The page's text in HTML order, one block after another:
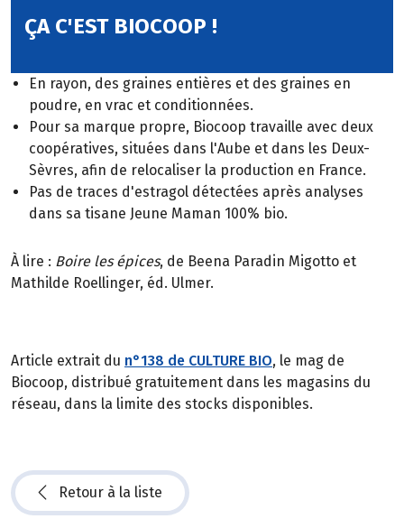
ÇA C'EST BIOCOOP !
En rayon, des graines entières et des graines en
poudre, en vrac et conditionnées.
Pour sa marque propre, Biocoop travaille avec deux
coopératives, situées dans l'Aube et dans les Deux-
Sèvres, afin de relocaliser la production en France.
Pas de traces d'estragol détectées après analyses
dans sa tisane Jeune Maman 100% bio.
À lire : Boire les épices, de Beena Paradin Migotto et
Mathilde Roellinger, éd. Ulmer.
Article extrait du n°138 de CULTURE BIO, le mag de
Biocoop, distribué gratuitement dans les magasins du
réseau, dans la limite des stocks disponibles.
Retour à la liste